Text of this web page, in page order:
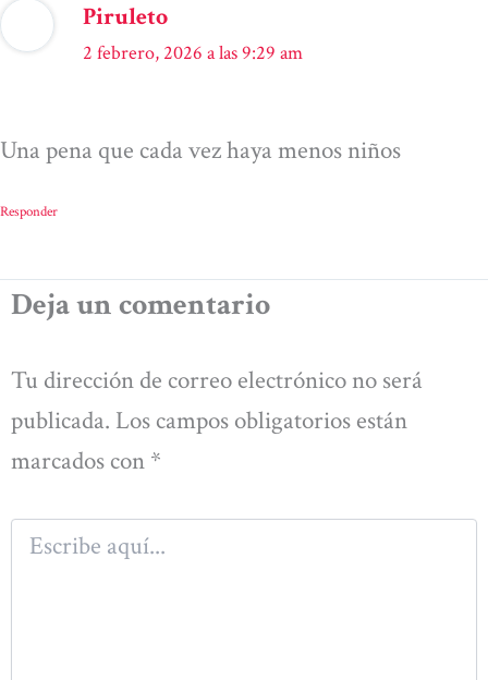
Piruleto
2 febrero, 2026 a las 9:29 am
Una pena que cada vez haya menos niños
Responder
Deja un comentario
Tu dirección de correo electrónico no será
publicada. Los campos obligatorios están
marcados con *
Escribe
aquí...